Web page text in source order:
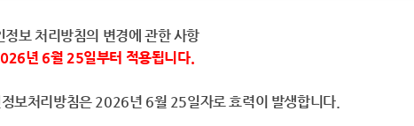
보 처리방침의 변경에 관한 사항
년 6월 25일부터 적용됩니다.
보처리방침은 2026년 6월 25일자로 효력이 발생합니다.